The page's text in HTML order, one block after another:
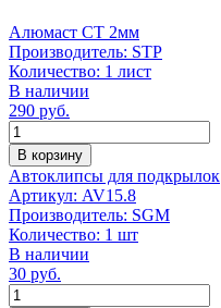
Алюмаст СТ 2мм
Производитель: STP
Количество: 1 лист
В наличии
290 руб.
Количество
В корзину
Автоклипсы для подкрылок
Артикул: AV15.8
Производитель: SGM
Количество: 1 шт
В наличии
30 руб.
Количество